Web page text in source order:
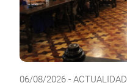
06/08/2026 - ACTUALIDAD